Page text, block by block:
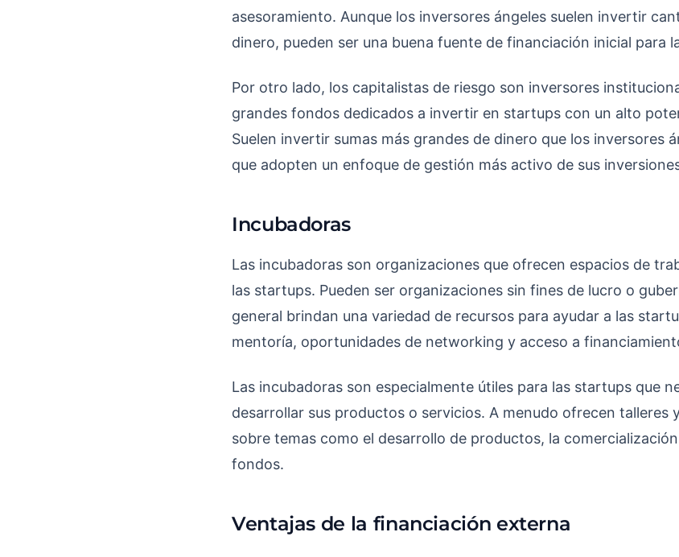
asesoramiento. Aunque los inversores ángeles suelen invertir
dinero, pueden ser una buena fuente de financiación inicial para
Por otro lado, los capitalistas de riesgo son inversores
grandes fondos dedicados a invertir en startups con un alto
Suelen invertir sumas más grandes de dinero que los inversores
que adopten un enfoque de gestión más activo de sus
Incubadoras
Las incubadoras son organizaciones que ofrecen espacios de
las startups. Pueden ser organizaciones sin fines de lucro o
general brindan una variedad de recursos para ayudar a las
mentoría, oportunidades de networking y acceso a
Las incubadoras son especialmente útiles para las startups que
desarrollar sus productos o servicios. A menudo ofrecen talleres
sobre temas como el desarrollo de productos, la
fondos.
Ventajas de la financiación externa